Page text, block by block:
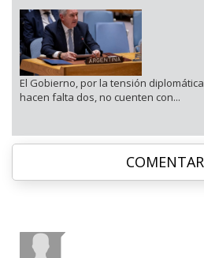
El Gobierno, por la tensión
hacen falta dos, no cuenten con...